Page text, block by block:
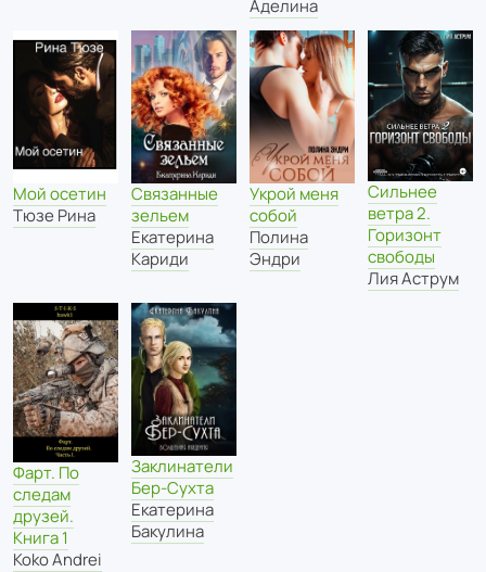
Аделина
Мой осетин
Тюзе Рина
Связанные
зельем
Екатерина
Кариди
Укрой меня
собой
Полина
Эндри
Сильнее
ветра 2.
Горизонт
свободы
Лия Аструм
Фарт. По
следам
друзей.
Книга 1
Koko Andrei
Заклинатели
Бер-Сухта
Екатерина
Бакулина